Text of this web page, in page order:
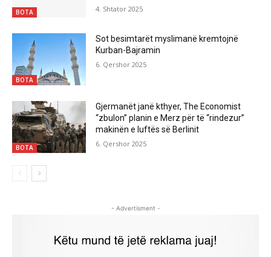
BOTA 4. Shtator 2025
BOTA
Sot besimtarët myslimanë kremtojnë
Kurban-Bajramin
6. Qershor 2025
BOTA
Gjermanët janë kthyer, The Economist
“zbulon” planin e Merz për të “rindezur”
makinën e luftës së Berlinit
6. Qershor 2025
- Advertisment -